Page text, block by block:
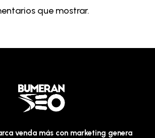
que mostrar.
venda más con marketing genera